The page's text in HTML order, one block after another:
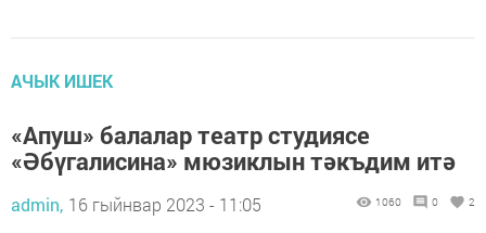
АЧЫК ИШЕК
«Апуш» балалар театр студиясе
«Әбүгалисина» мюзиклын тәкъдим итә
admin, 16 гыйнвар 2023 - 11:05 1060 0 2